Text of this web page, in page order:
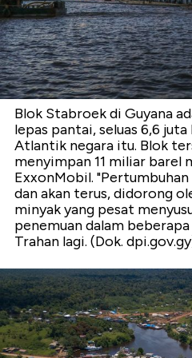
Blok Stabroek di Guyana
lepas pantai, seluas 6,6
Atlantik negara itu. Blok
menyimpan 11 miliar barel
ExxonMobil.
dan akan terus, didorong
minyak yang pesat
penemuan dalam
Trahan lagi. (Dok.